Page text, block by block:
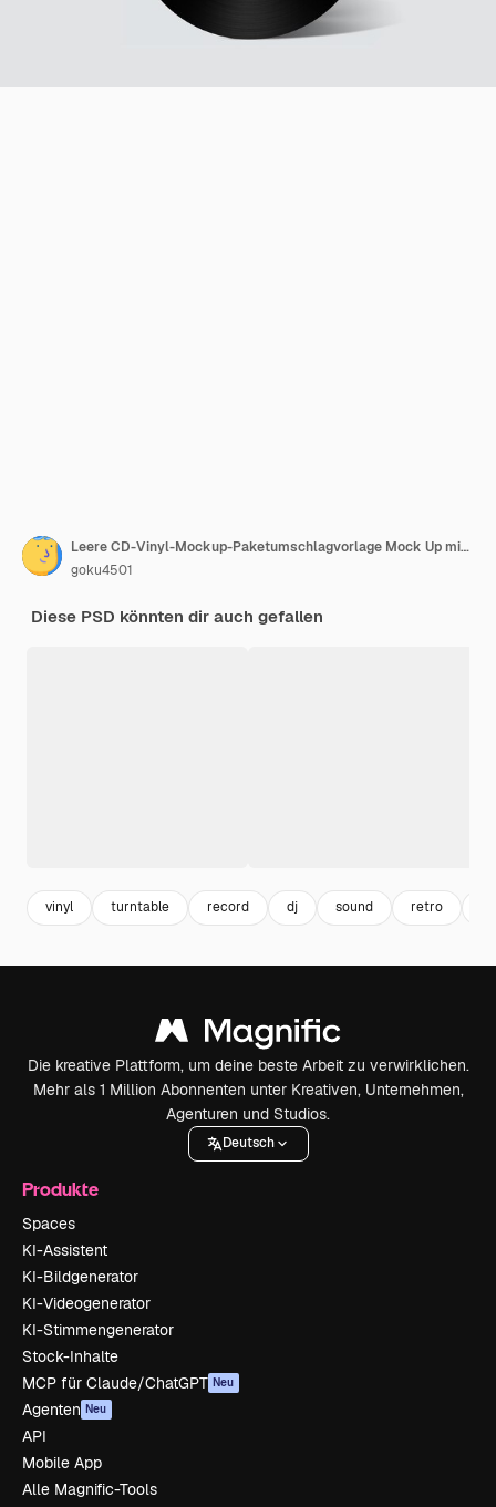
Leere CD-Vinyl-Mockup-Paketumschlagvorlage Mock Up mit Tra
goku4501
Diese PSD könnten dir auch gefallen
vinyl turntable record dj sound retro
Die kreative Plattform, um deine beste Arbeit zu verwirklichen.
Mehr als 1 Million Abonnenten unter Kreativen, Unternehmen,
Agenturen und Studios.
Deutsch
Produkte
Spaces
KI-Assistent
KI-Bildgenerator
KI-Videogenerator
KI-Stimmengenerator
Stock-Inhalte
MCP für Claude/ChatGPT Neu
Agenten Neu
API
Mobile App
Alle Magnific-Tools